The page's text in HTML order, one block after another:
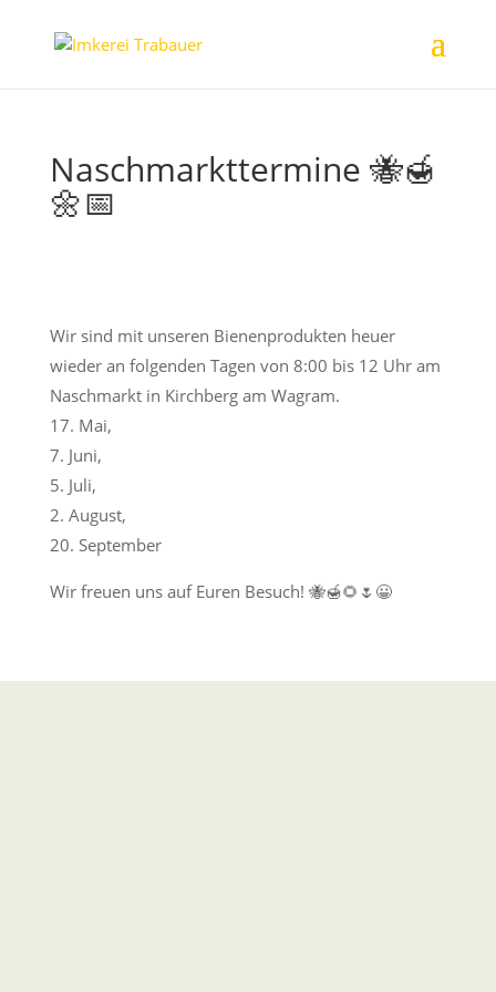
Naschmarkttermine 🐝🍯
🌼📅
Wir sind mit unseren Bienenprodukten heuer
wieder an folgenden Tagen von 8:00 bis 12 Uhr am
Naschmarkt in Kirchberg am Wagram.
17. Mai,
7. Juni,
5. Juli,
2. August,
20. September
Wir freuen uns auf Euren Besuch! 🐝🍯🌻🌷😀